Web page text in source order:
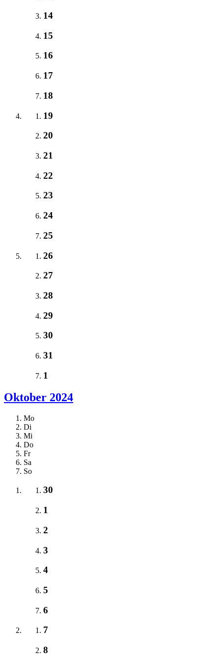
14
15
16
17
18
19
20
21
22
23
24
25
26
27
28
29
30
31
1
Oktober 2024
Mo
Di
Mi
Do
Fr
Sa
So
30
1
2
3
4
5
6
7
8